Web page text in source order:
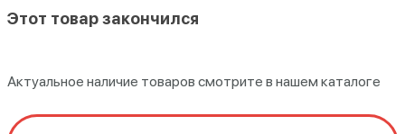
Этот товар закончился
Актуальное наличие товаров смотрите в нашем каталоге